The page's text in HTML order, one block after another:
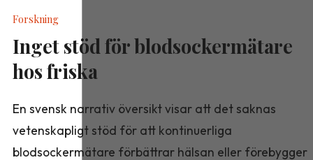
Forskning
Inget stöd för blodsockermätare
hos friska
En svensk narrativ översikt visar att det saknas
vetenskapligt stöd för att kontinuerliga
blodsockermätare förbättrar hälsan eller förebygger